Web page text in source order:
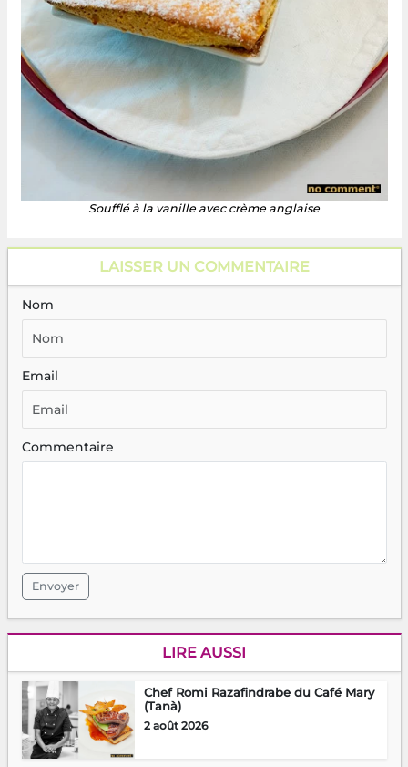
Soufflé à la vanille avec crème anglaise
LAISSER UN COMMENTAIRE
Nom
Email
Commentaire
Envoyer
LIRE AUSSI
Chef Romi Razafindrabe du Café Mary
(Tanà)
2 août 2026